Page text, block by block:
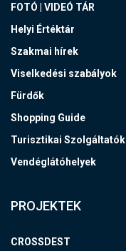
FOTÓ | VIDEÓ TÁR
Helyi Értéktár
Szakmai hírek
Viselkedési szabályok
Fürdők
Shopping Guide
Turisztikai Szolgáltatók
Vendéglátóhelyek
PROJEKTEK
CROSSDEST